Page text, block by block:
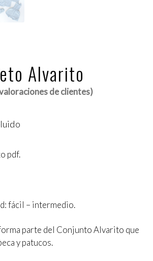
Alvarito
de clientes)
pdf.
fácil – intermedio.
parte del Conjunto Alvarito que
y patucos.